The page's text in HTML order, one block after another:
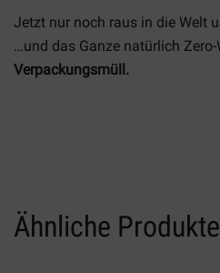
Jetzt nur noch raus in die Welt
…und das Ganze natürlich
Verpackungsmüll.
Ähnliche Produkte